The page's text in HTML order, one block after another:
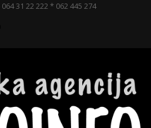
064 31 22 222 * 062 445 274